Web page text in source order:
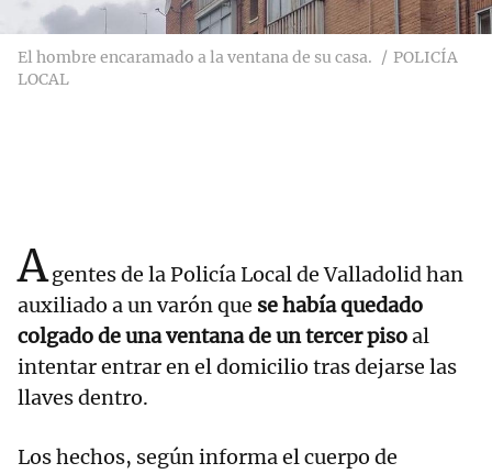
El hombre encaramado a la ventana de su casa.
POLICÍA
LOCAL
Agentes de la Policía Local de Valladolid han
auxiliado a un varón que se había quedado
colgado de una ventana de un tercer pisoal
intentar entrar en el domicilio tras dejarse las
llaves dentro.
Los hechos, según informa el cuerpo de